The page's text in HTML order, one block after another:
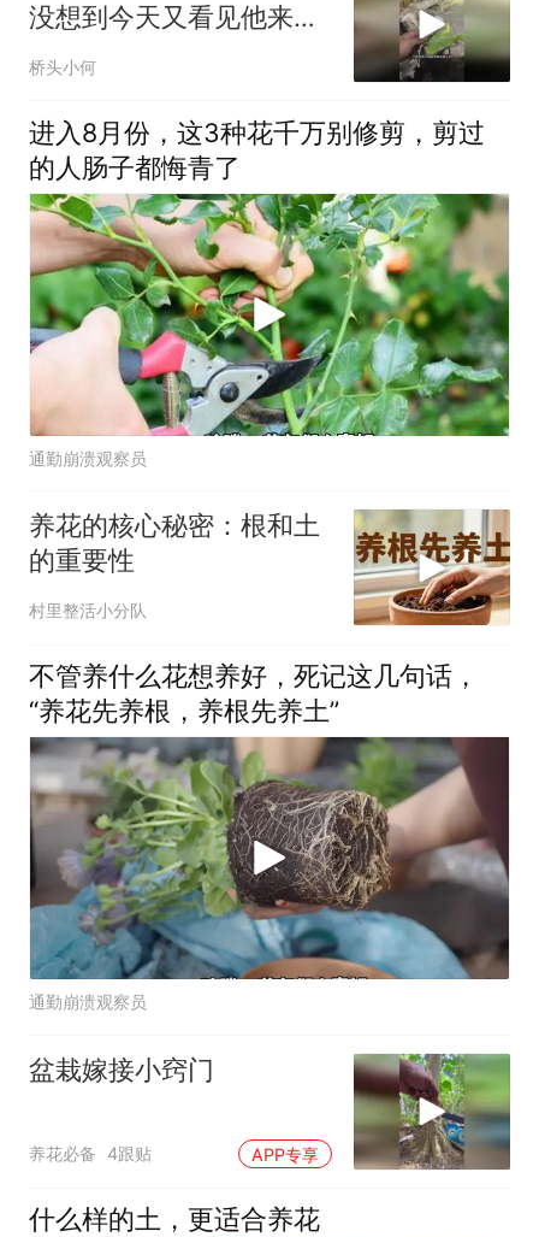
没想到今天又看见他来踩
点了，太闹心了
桥头小何
进入8月份，这3种花千万别修剪，剪过
的人肠子都悔青了
通勤崩溃观察员
养花的核心秘密：根和土
的重要性
村里整活小分队
不管养什么花想养好，死记这几句话，
“养花先养根，养根先养土”
通勤崩溃观察员
盆栽嫁接小窍门
养花必备 4跟贴 APP专享
什么样的土，更适合养花